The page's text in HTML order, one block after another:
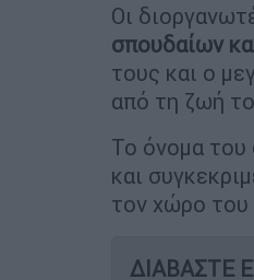
Οι
σπουδαίων
τους και ο
από τη ζωή
Το όνομα του
και
τον χώρο του
ΔΙΑΒΑΣΤΕ